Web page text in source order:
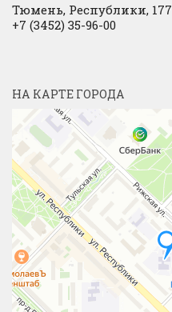
Тюмень, Республики, 177
+7 (3452) 35-96-00
НА КАРТЕ ГОРОДА